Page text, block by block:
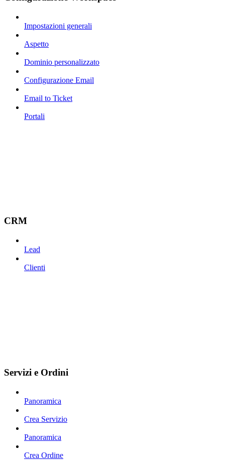
Impostazioni generali
Aspetto
Dominio personalizzato
Configurazione Email
Email to Ticket
Portali
CRM
Lead
Clienti
Servizi e Ordini
Panoramica
Crea Servizio
Panoramica
Crea Ordine